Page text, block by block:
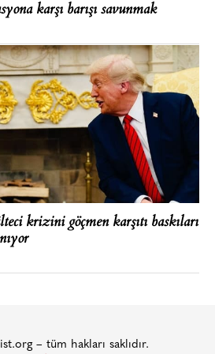
karşı barışı savunmak
krizini göçmen karşıtı baskıları
– tüm hakları saklıdır.